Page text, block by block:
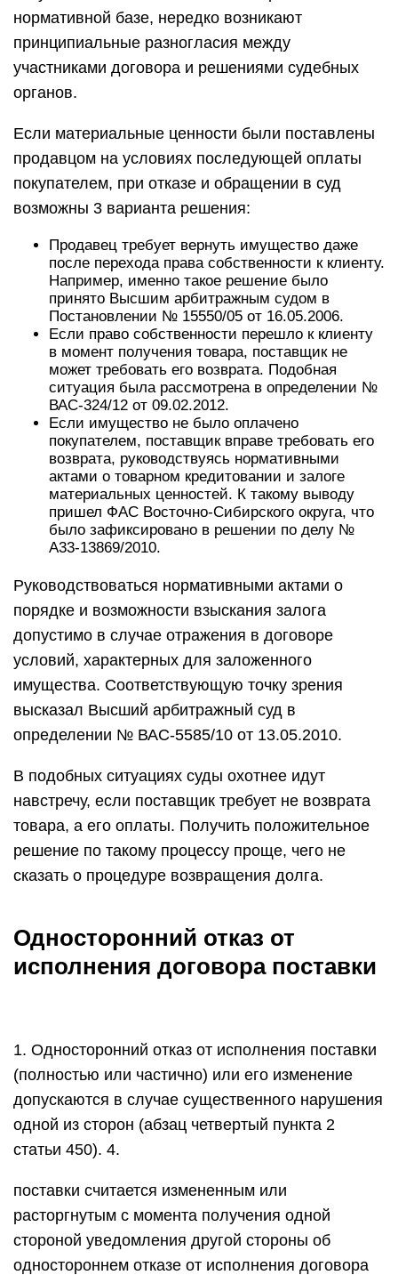
нормативной базе, нередко возникают
принципиальные разногласия между
участниками договора и решениями судебных
органов.
Если материальные ценности были поставлены
продавцом на условиях последующей оплаты
покупателем, при отказе и обращении в суд
возможны 3 варианта решения:
Продавец требует вернуть имущество даже
после перехода права собственности к клиенту.
Например, именно такое решение было
принято Высшим арбитражным судом в
Постановлении № 15550/05 от 16.05.2006.
Если право собственности перешло к клиенту
в момент получения товара, поставщик не
может требовать его возврата. Подобная
ситуация была рассмотрена в определении №
ВАС-324/12 от 09.02.2012.
Если имущество не было оплачено
покупателем, поставщик вправе требовать его
возврата, руководствуясь нормативными
актами о товарном кредитовании и залоге
материальных ценностей. К такому выводу
пришел ФАС Восточно-Сибирского округа, что
было зафиксировано в решении по делу №
А33-13869/2010.
Руководствоваться нормативными актами о
порядке и возможности взыскания залога
допустимо в случае отражения в договоре
условий, характерных для заложенного
имущества. Соответствующую точку зрения
высказал Высший арбитражный суд в
определении № ВАС-5585/10 от 13.05.2010.
В подобных ситуациях суды охотнее идут
навстречу, если поставщик требует не возврата
товара, а его оплаты. Получить положительное
решение по такому процессу проще, чего не
сказать о процедуре возвращения долга.
Односторонний отказ от
исполнения договора поставки
1. Односторонний отказ от исполнения поставки
(полностью или частично) или его изменение
допускаются в случае существенного нарушения
одной из сторон (абзац четвертый пункта 2
статьи 450). 4.
поставки считается измененным или
расторгнутым с момента получения одной
стороной уведомления другой стороны об
одностороннем отказе от исполнения договора